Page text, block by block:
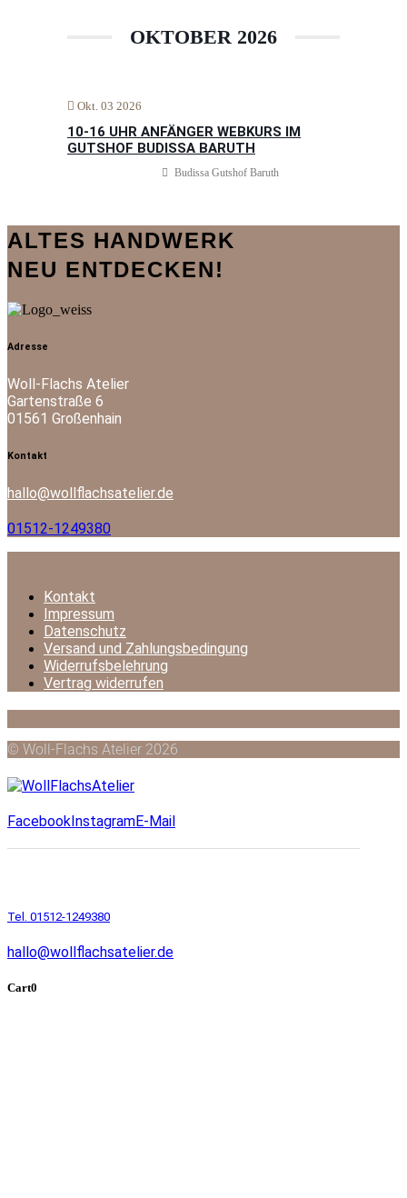
OKTOBER 2026
Okt. 03 2026
10-16 UHR ANFÄNGER WEBKURS IM
GUTSHOF BUDISSA BARUTH
Budissa Gutshof Baruth
ALTES HANDWERK
NEU ENTDECKEN!
Adresse
Woll-Flachs Atelier
Gartenstraße 6
01561 Großenhain
facebook-
instagram
mail-
Kontakt
hallo@wollflachsatelier.de
01512-1249380
Kontakt
Impressum
Datenschutz
Versand und Zahlungsbedingung
Widerrufsbelehrung
Vertrag widerrufen
© Woll-Flachs Atelier 2026
FacebookInstagramE-Mail
Tel. 01512-1249380
hallo@wollflachsatelier.de
Cart0